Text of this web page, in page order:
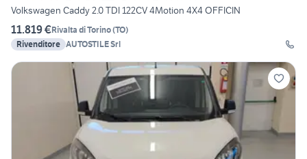
Volkswagen Caddy 2.0 TDI 122CV 4Motion 4X4 OFFICIN
11.819 €Rivalta di Torino(TO)
Rivenditore AUTOSTILE Srl